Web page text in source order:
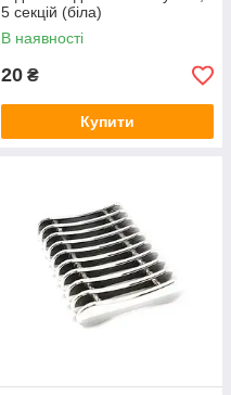
5 секцій (біла)
В наявності
20 ₴
Купити